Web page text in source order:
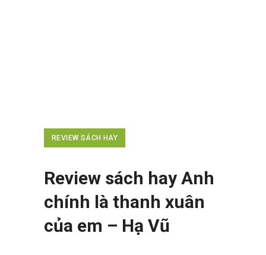
REVIEW SÁCH HAY
Review sách hay Anh
chính là thanh xuân
của em – Hạ Vũ